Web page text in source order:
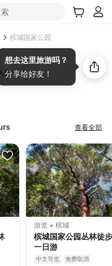
槟城国家公园
参加过
想去这里旅游吗？
分享给好友！
查看全部
游览 • 槟城
槟城国家公园丛林徒
一日游
中文导览 免费取消